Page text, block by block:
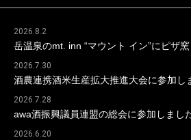
2026.8.2
岳温泉のmt. inn “マウント イン”にピザ窯
2026.7.30
酒農連携酒米生産拡大推進大会に参加し
2026.7.28
awa酒振興議員連盟の総会に参加しまし
2026.6.20